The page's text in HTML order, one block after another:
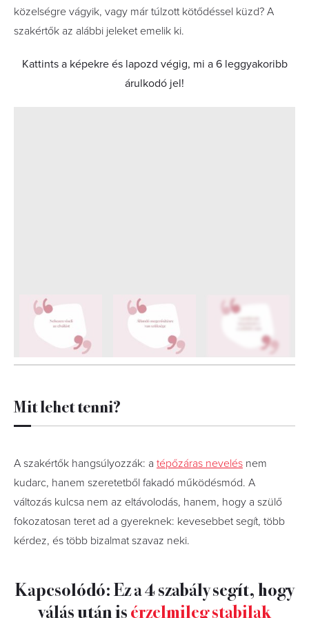
közelségre vágyik, vagy már túlzott kötődéssel küzd? A
szakértők az alábbi jeleket emelik ki.
Kattints a képekre és lapozd végig, mi a 6 leggyakoribb
árulkodó jel!
Mit lehet tenni?
A szakértők hangsúlyozzák: a tépőzáras nevelés nem
kudarc, hanem szeretetből fakadó működésmód. A
változás kulcsa nem az eltávolodás, hanem, hogy a szülő
fokozatosan teret ad a gyereknek: kevesebbet segít, több
kérdez, és több bizalmat szavaz neki.
Kapcsolódó: Ez a 4 szabály segít, hogy
válás után isérzelmileg stabilak